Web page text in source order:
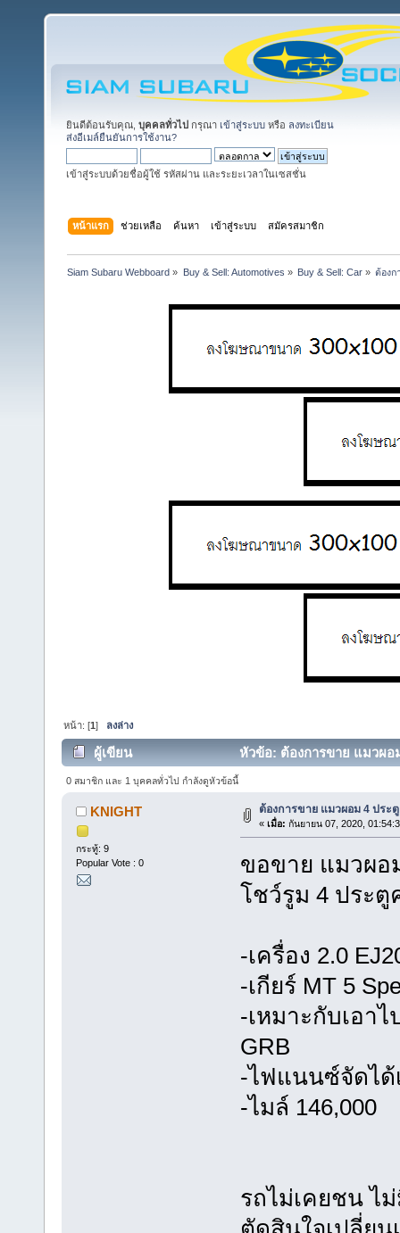
ยินดีต้อนรับคุณ, บุคคลทั่วไป กรุณา เข้าสู่ระบบ หรือ ลงทะเบียน
ส่งอีเมล์ยืนยันการใช้งาน?
เข้าสู่ระบบด้วยชื่อผู้ใช้ รหัสผ่าน และระยะเวลาในเซสชั่น
หน้าแรก ช่วยเหลือ ค้นหา เข้าสู่ระบบ สมัครสมาชิก
Siam Subaru Webboard » Buy & Sell: Automotives » Buy & Sell: Car» ต้องก
หน้า: [1] ลงล่าง
ผู้เขียน หัวข้อ: ต้องการขาย แมวผอ
0 สมาชิก และ 1 บุคคลทั่วไป กำลังดูหัวข้อนี้
KNIGHT
กระทู้: 9
Popular Vote : 0
ต้องการขาย แมวผอม 4 ประ
« เมื่อ: กันยายน 07, 2020,
ขอขาย แมวผอ
โชว์รูม 4 ประตู
-เครื่อง 2.0
-เกียร์ MT 5
-เหมาะกับเอา
GRB
-ไฟแนนซ์จัดไ
-ไมล์ 146,000
รถไม่เคยชน ไ